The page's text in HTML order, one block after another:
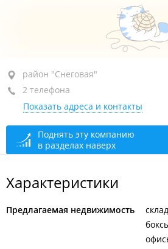
район "Снеговая", ул. Карьерная,
+7 (423) 246-41-49
+7 914 720-19-49
сегодня закрыто
район "Снеговая"
2 телефона
Показать адреса и контакты
Поднять эту компанию
в разделах наверх
Характеристики
Предлагаемая недвижимость